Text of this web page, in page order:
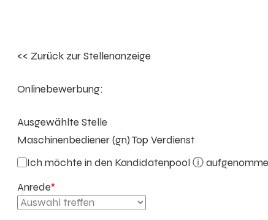
<< Zurück zur Stellenanzeige
Onlinebewerbung:
Ausgewählte Stelle
Maschinenbediener (gn) Top Verdienst
Ich möchte in den Kandidatenpool ⓘ
Anrede*